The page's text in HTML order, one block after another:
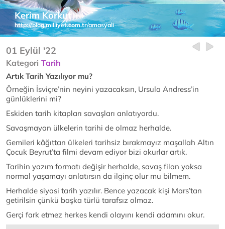
Kerim Korkut
http://blog.milliyet.com.tr/amasyali
01 Eylül '22
Kategori Tarih
Artık Tarih Yazılıyor mu?
Örneğin İsviçre’nin neyini yazacaksın, Ursula Andress’in
günlüklerini mi?
Eskiden tarih kitapları savaşları anlatıyordu.
Savaşmayan ülkelerin tarihi de olmaz herhalde.
Gemileri kâğıttan ülkeleri tarihsiz bırakmayız maşallah Altın
Çocuk Beyrut’ta filmi devam ediyor bizi okurlar artık.
Tarihin yazım formatı değişir herhalde, savaş filan yoksa
normal yaşamayı anlatırsın da ilginç olur mu bilmem.
Herhalde siyasi tarih yazılır. Bence yazacak kişi Mars’tan
getirilsin çünkü başka türlü tarafsız olmaz.
Gerçi fark etmez herkes kendi olayını kendi adamını okur.